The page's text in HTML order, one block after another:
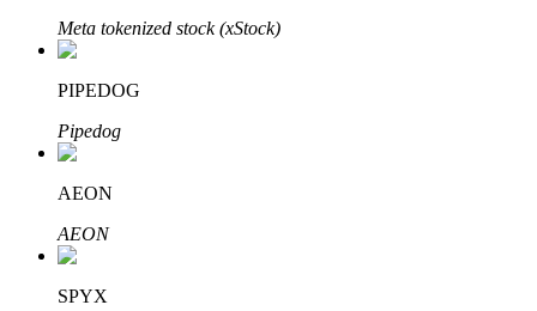
Meer informatie over het verdienen van passief inkomen
Bitrue
AI
Bitrue-partners
Meta tokenized stock (xStock)
PIPEDOG
Pipedog
AEON
AEON
SPYX